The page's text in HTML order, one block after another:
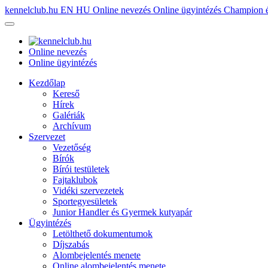
kennelclub.hu EN HU Online nevezés Online ügyintézés Champion
Online nevezés
Online ügyintézés
Kezdőlap
Kereső
Hírek
Galériák
Archívum
Szervezet
Vezetőség
Bírók
Bírói testületek
Fajtaklubok
Vidéki szervezetek
Sportegyesületek
Junior Handler és Gyermek kutyapár
Ügyintézés
Letölthető dokumentumok
Díjszabás
Alombejelentés menete
Online alombejelentés menete